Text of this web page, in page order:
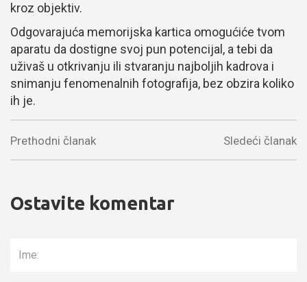
kroz objektiv.
Odgovarajuća memorijska kartica omogućiće tvom
aparatu da dostigne svoj pun potencijal, a tebi da
uživaš u otkrivanju ili stvaranju najboljih kadrova i
snimanju fenomenalnih fotografija, bez obzira koliko
ih je.
Sledeći članak
Prethodni članak
Ostavite komentar